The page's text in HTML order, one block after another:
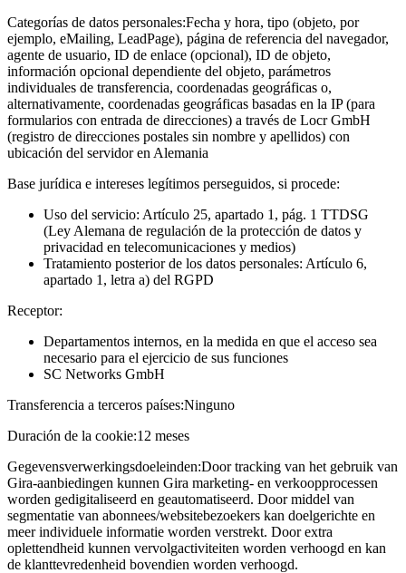
Categorías de datos personales:Fecha y hora, tipo (objeto, por
ejemplo, eMailing, LeadPage), página de referencia del navegador,
agente de usuario, ID de enlace (opcional), ID de objeto,
información opcional dependiente del objeto, parámetros
individuales de transferencia, coordenadas geográficas o,
alternativamente, coordenadas geográficas basadas en la IP (para
formularios con entrada de direcciones) a través de Locr GmbH
(registro de direcciones postales sin nombre y apellidos) con
ubicación del servidor en Alemania
Base jurídica e intereses legítimos perseguidos, si procede:
Uso del servicio: Artículo 25, apartado 1, pág. 1 TTDSG
(Ley Alemana de regulación de la protección de datos y
privacidad en telecomunicaciones y medios)
Tratamiento posterior de los datos personales: Artículo 6,
apartado 1, letra a) del RGPD
Receptor:
Departamentos internos, en la medida en que el acceso sea
necesario para el ejercicio de sus funciones
SC Networks GmbH
Transferencia a terceros países:Ninguno
Duración de la cookie:12 meses
Gegevensverwerkingsdoeleinden:Door tracking van het gebruik van
Gira-aanbiedingen kunnen Gira marketing- en verkoopprocessen
worden gedigitaliseerd en geautomatiseerd. Door middel van
segmentatie van abonnees/websitebezoekers kan doelgerichte en
meer individuele informatie worden verstrekt. Door extra
oplettendheid kunnen vervolgactiviteiten worden verhoogd en kan
de klanttevredenheid bovendien worden verhoogd.